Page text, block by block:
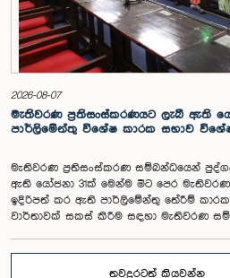
නිලධාරීන් විසින් පවසන ලදී. මිට පෙර, එය
කොමිෂන් සභාවෙන් තිරණය කළ ද
බවත් නිලධාරීහු සදහන්
මට්ටම අනුමත කළ ද, එම තනතුරට පැවරී
සැලකිල්ලට ගනිමින් වැටුප තවදුරටත් ඉහළ
සභා සභාපතිවරයා ඇතුළු මන්ත්‍රීවරුන්ගේ
මට්ටම සම්බන්ධයෙන් ඉදිරියේදී තවදුරටත්
ගැනීමේ අවශ්‍යතාව ද කාරක සභාවේදී
වැටුප් හා සේවක සංඛ්‍යා කොමිෂන් සභාවක්
2026-08-07
මැතිවරණ ප්‍රතිසංස්කරණයට ලැබී ඇති
පාර්ලිමේන්තු විශේෂ කාරක සභාව
මැතිවරණ ප්‍රතිසංස්කරණ සම්බන්ධයෙන්
ඇති යෝජනා 31ක් මෙන්ම මීට පෙර
ඉදිරිපත් කර ඇති පාර්ලිමේන්තු තේරීම්
වාර්තාවක් සකස් කිරීම සඳහා මැතිවරණ
තවදුරටත් කියවන්න